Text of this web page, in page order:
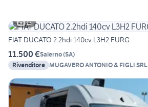
13
FIAT DUCATO 2.2hdi 140cv L3H2 FURG
11.500 €Salerno(SA)
Rivenditore MUGAVERO ANTONIO & FIGLI SRL